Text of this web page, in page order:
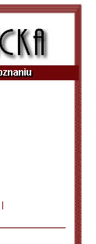
|